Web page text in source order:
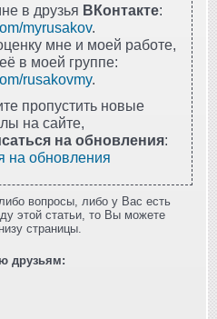
в друзья ВКонтакте:
myrusakov.
мне и моей работе,
в моей группе:
rusakovmy.
пропустить новые
на сайте,
на обновления:
на обновления
вопросы, либо у Вас есть
этой статьи, то Вы можете
страницы.
друзьям: